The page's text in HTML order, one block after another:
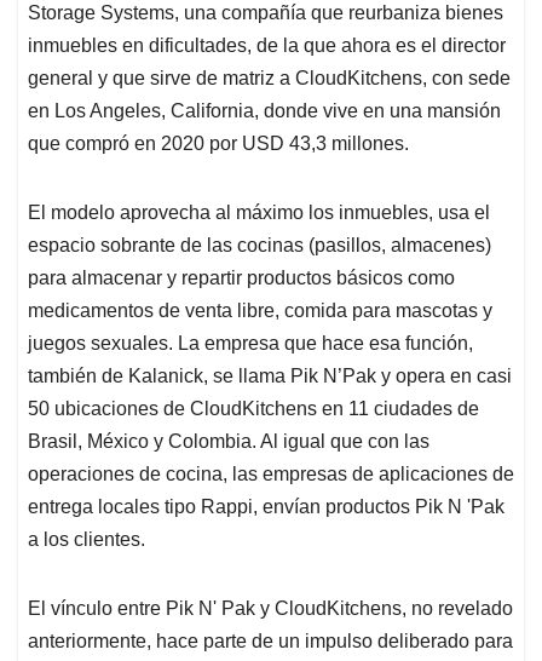
Storage Systems, una compañía que reurbaniza bienes
inmuebles en dificultades, de la que ahora es el director
general y que sirve de matriz a CloudKitchens, con sede
en Los Angeles, California, donde vive en una mansión
que compró en 2020 por USD 43,3 millones.
El modelo aprovecha al máximo los inmuebles, usa el
espacio sobrante de las cocinas (pasillos, almacenes)
para almacenar y repartir productos básicos como
medicamentos de venta libre, comida para mascotas y
juegos sexuales. La empresa que hace esa función,
también de Kalanick, se llama Pik N’Pak y opera en casi
50 ubicaciones de CloudKitchens en 11 ciudades de
Brasil, México y Colombia. Al igual que con las
operaciones de cocina, las empresas de aplicaciones de
entrega locales tipo Rappi, envían productos Pik N 'Pak
a los clientes.
El vínculo entre Pik N' Pak y CloudKitchens, no revelado
anteriormente, hace parte de un impulso deliberado para